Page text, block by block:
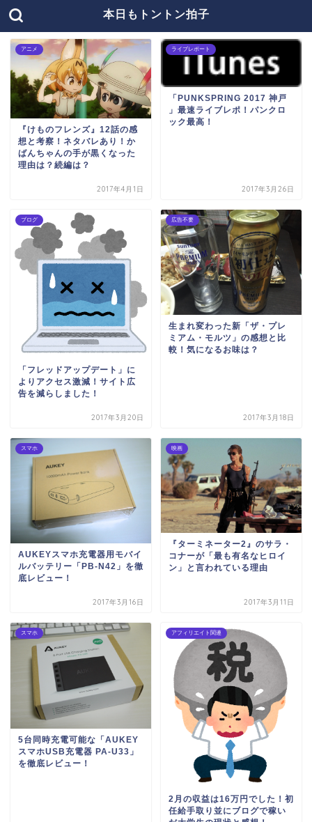
本日もトントン拍子
アニメ
『けものフレンズ』12話の感
想と考察！ネタバレあり！か
ばんちゃんの手が黒くなった
理由は？続編は？
2017年4月1日
ライブレポート
「PUNKSPRING 2017 神戸
」最速ライブレポ！パンクロ
ック最高！
2017年3月26日
ブログ
「フレッドアップデート」に
よりアクセス激減！サイト広
告を減らしました！
2017年3月20日
広告不要
生まれ変わった新「ザ・プレ
ミアム・モルツ」の感想と比
較！気になるお味は？
2017年3月18日
スマホ
AUKEYスマホ充電器用モバイ
ルバッテリー「PB-N42」を徹
底レビュー！
2017年3月16日
映画
『ターミネーター2』のサラ・
コナーが「最も有名なヒロイ
ン」と言われている理由
2017年3月11日
スマホ
5台同時充電可能な「AUKEY
スマホUSB充電器 PA-U33」
を徹底レビュー！
アフィリエイト関連
2月の収益は16万円でした！初
任給手取り並にブログで稼い